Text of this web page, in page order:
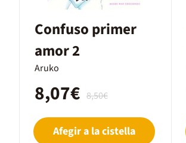
Confuso primer
amor 2
Aruko
8,50€
8,07€
Afegir a la cistella